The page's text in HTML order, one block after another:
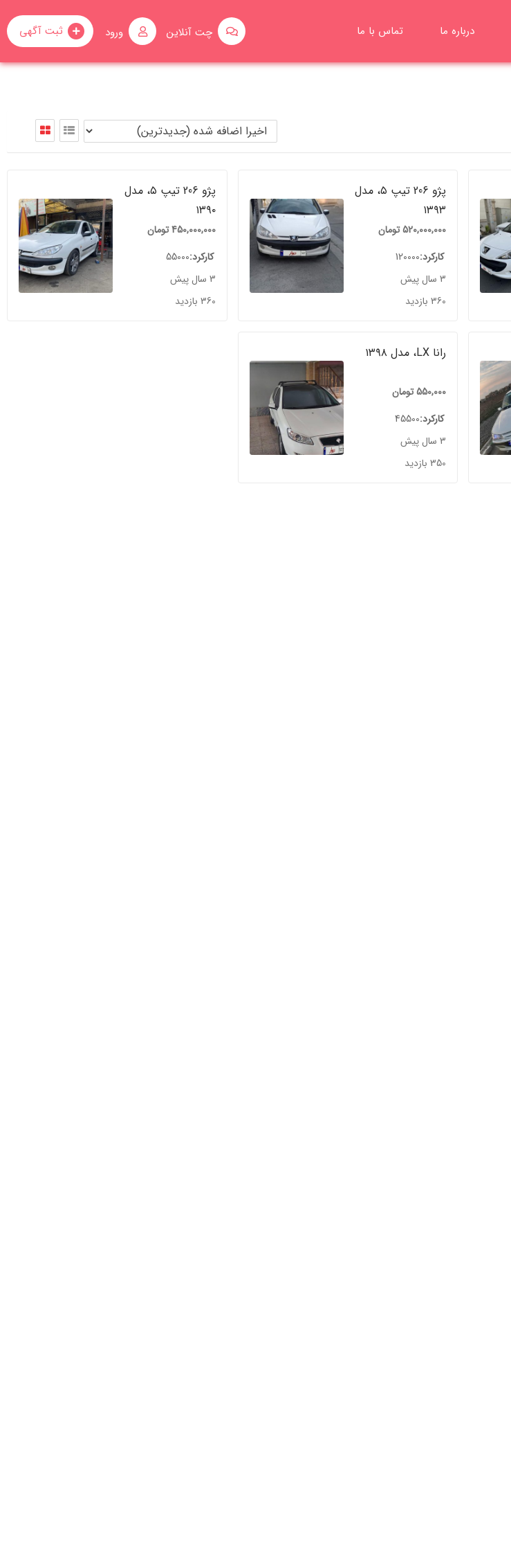
ثبت آگهی ورود چت آنلاین درباره ما تماس با ما
پژو 206 تیپ ۵، مدل
۱۳۹۳
520,000,000تومان
کارکرد 120000
3 سال پیش
360 بازدید
پژو 206 تیپ ۵، مدل
۱۳۹۰
450,000,000 تومان
کارکرد 55000
3 سال پیش
360 بازدید
رانا LX، مدل ۱۳۹۸
550,000تومان
کارکرد 45500
3 سال پیش
350 بازدید